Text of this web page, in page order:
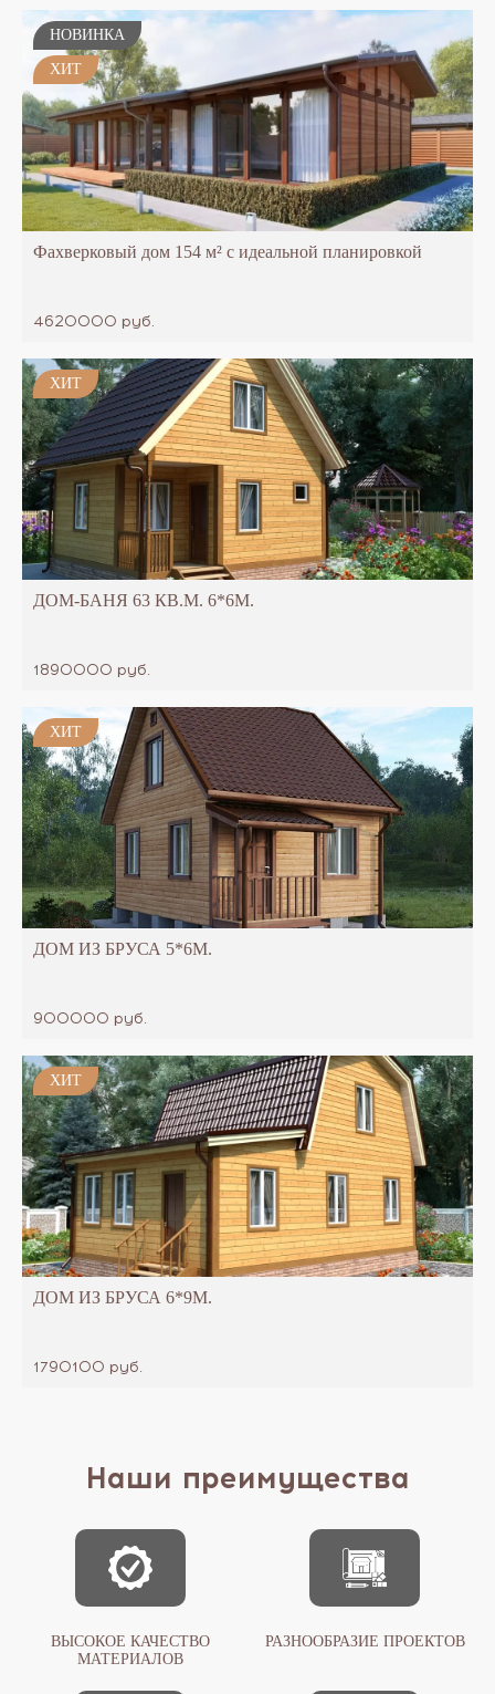
ключ.
НОВИНКА
ХИТ
Фахверковый дом 154 м² с идеальной планировкой
4620000 руб.
ХИТ
ДОМ-БАНЯ 63 КВ.М. 6*6М.
1890000 руб.
ХИТ
ДОМ ИЗ БРУСА 5*6М.
900000 руб.
ХИТ
ДОМ ИЗ БРУСА 6*9М.
1790100 руб.
Наши преимущества
ВЫСОКОЕ КАЧЕСТВО
МАТЕРИАЛОВ
РАЗНООБРАЗИЕ ПРОЕКТОВ